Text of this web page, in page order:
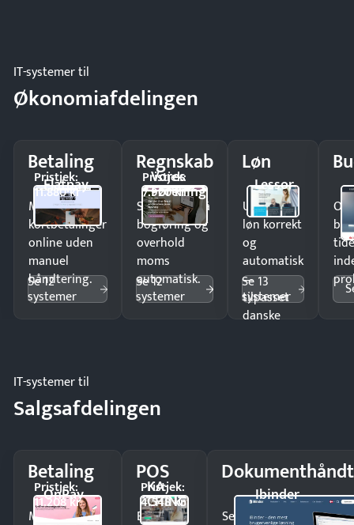
IT-systemer til
Økonomiafdelingen
Betaling
Flatpay
Pristjek:
11.880 kr
Modtag
kortbetalinger
online uden
manuel
håndtering.
Se 12
systemer
Regnskab
Vores
Forening
Pristjek:
7.920 kr
Spar timer på
bogføring og
overhold
moms
automatisk.
Se 12
systemer
Løn
Lessor
Udbetal
løn korrekt
og
automatisk
—
tilpasset
danske
Se 13
systemer
IT-systemer til
Salgsafdelingen
Betaling
OnPay
Pristjek:
11.208 kr
Modtag
POS
KA-
CHING
Pristjek:
4.548 kr
Ekspedér
Ibinder
Send kontrakter til